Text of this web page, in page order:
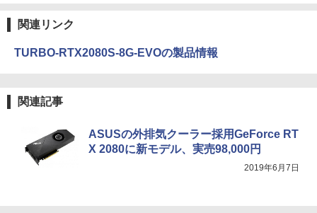
関連リンク
TURBO-RTX2080S-8G-EVOの製品情報
関連記事
ASUSの外排気クーラー採用GeForce RT
X 2080に新モデル、実売98,000円
2019年6月7日